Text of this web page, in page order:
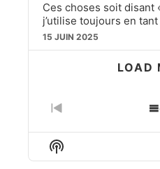
Ces choses soit disant
j’utilise toujours en
15 JUIN 2025
LOAD
PREVIOUS
EPISODE
Show
Podcast